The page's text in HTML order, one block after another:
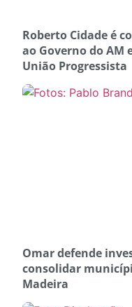
Roberto Cidade é
ao Governo do AM
União Progressista
Omar defende
consolidar
Madeira